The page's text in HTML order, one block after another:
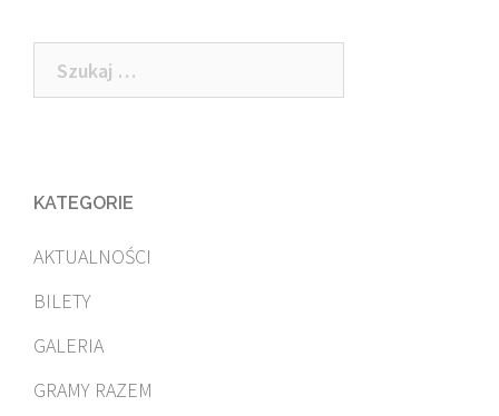
Szukaj:
KATEGORIE
AKTUALNOŚCI
BILETY
GALERIA
GRAMY RAZEM